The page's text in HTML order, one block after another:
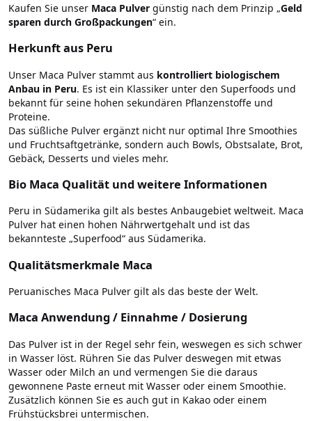
Kaufen Sie unser Maca Pulver günstig nach dem Prinzip „Geld
sparen durch Großpackungen“ ein.
Herkunft aus Peru
Unser Maca Pulver stammt aus kontrolliert biologischem
Anbau in Peru. Es ist ein Klassiker unter den Superfoods und
bekannt für seine hohen sekundären Pflanzenstoffe und
Proteine.
Das süßliche Pulver ergänzt nicht nur optimal Ihre Smoothies
und Fruchtsaftgetränke, sondern auch Bowls, Obstsalate, Brot,
Gebäck, Desserts und vieles mehr.
Bio Maca Qualität und weitere Informationen
Peru in Südamerika gilt als bestes Anbaugebiet weltweit. Maca
Pulver hat einen hohen Nährwertgehalt und ist das
bekannteste „Superfood“ aus Südamerika.
Qualitätsmerkmale Maca
Peruanisches Maca Pulver gilt als das beste der Welt.
Maca Anwendung / Einnahme / Dosierung
Das Pulver ist in der Regel sehr fein, weswegen es sich schwer
in Wasser löst. Rühren Sie das Pulver deswegen mit etwas
Wasser oder Milch an und vermengen Sie die daraus
gewonnene Paste erneut mit Wasser oder einem Smoothie.
Zusätzlich können Sie es auch gut in Kakao oder einem
Frühstücksbrei untermischen.